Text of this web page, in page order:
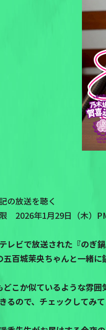
の放送を聴く
2026年1月29日（木）
レビで放送された『のぎ
五百城茉央ちゃんと一緒
どこか似ているような雰
るので、チェックしてみ